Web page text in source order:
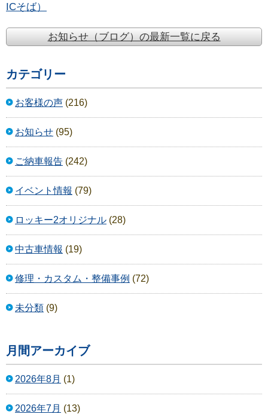
ICそば）
お知らせ（ブログ）の最新一覧に戻る
カテゴリー
お客様の声 (216)
お知らせ (95)
ご納車報告 (242)
イベント情報 (79)
ロッキー2オリジナル (28)
中古車情報 (19)
修理・カスタム・整備事例 (72)
未分類 (9)
月間アーカイブ
2026年8月 (1)
2026年7月 (13)